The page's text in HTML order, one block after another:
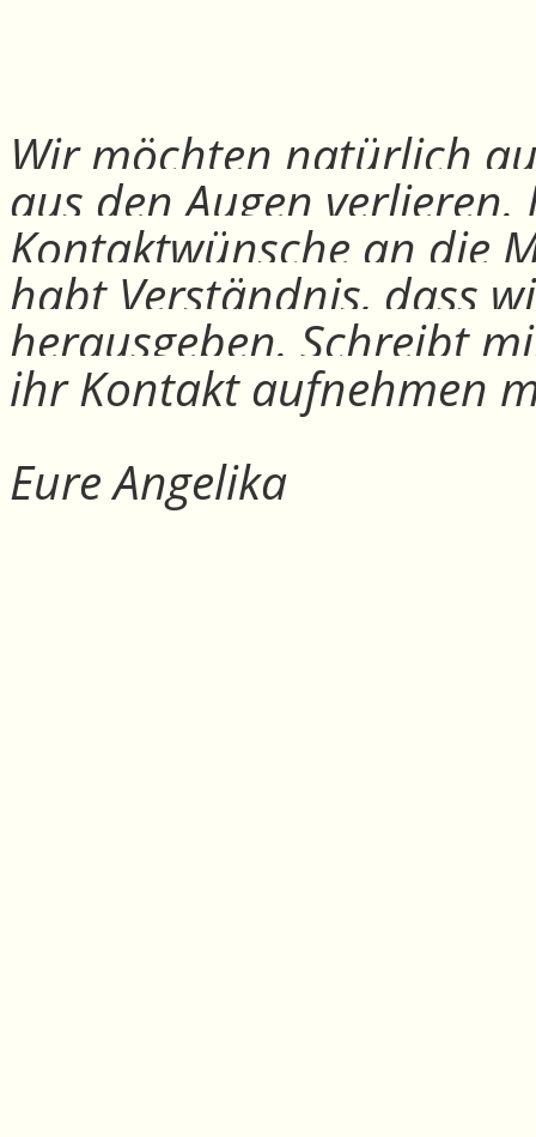
Wir möchten natürlich
aus den Augen
Kontaktwünsche an die
habt Verständnis, dass
herausgeben. Schreibt
ihr Kontakt aufnehmen
Eure Angelika